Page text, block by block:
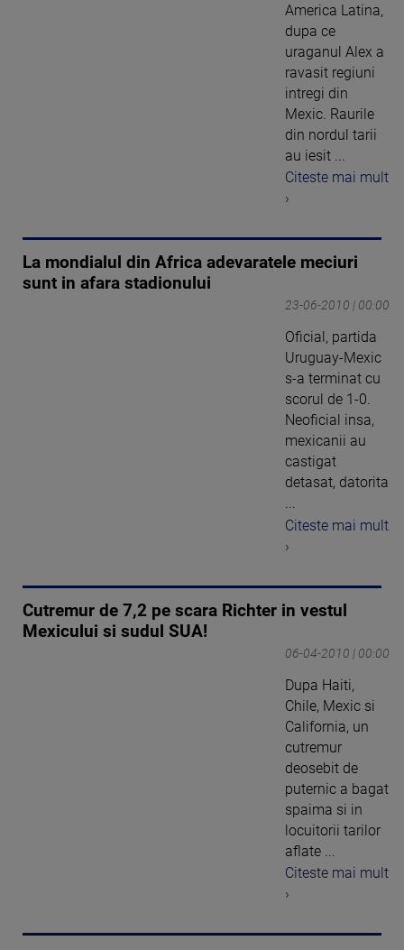
America Latina,
dupa ce
uraganul Alex a
ravasit regiuni
intregi din
Mexic. Raurile
din nordul tarii
au iesit ...
Citeste mai mult
›
La mondialul din Africa adevaratele meciuri
sunt in afara stadionului
23-06-2010 | 00:00
Oficial, partida
Uruguay-Mexic
s-a terminat cu
scorul de 1-0.
Neoficial insa,
mexicanii au
castigat
detasat, datorita
...
Citeste mai mult
›
Cutremur de 7,2 pe scara Richter in vestul
Mexicului si sudul SUA!
06-04-2010 | 00:00
Dupa Haiti,
Chile, Mexic si
California, un
cutremur
deosebit de
puternic a bagat
spaima si in
locuitorii tarilor
aflate ...
Citeste mai mult
›